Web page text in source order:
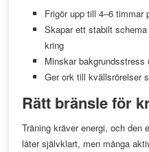
Frigör upp till 4–6 timmar
Skapar ett stabilt
kring
Minskar bakgrundsstress
Ger ork till kvällsrörelser
Rätt bränsle för
Träning kräver energi, och den
låter självklart, men många